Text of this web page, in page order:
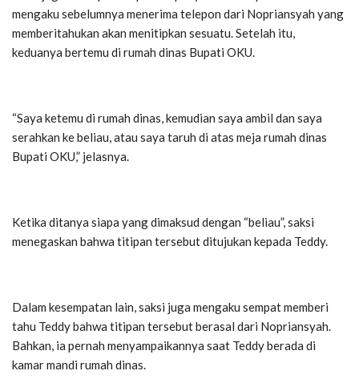
mengaku sebelumnya menerima telepon dari Nopriansyah yang
memberitahukan akan menitipkan sesuatu. Setelah itu,
keduanya bertemu di rumah dinas Bupati OKU.
“Saya ketemu di rumah dinas, kemudian saya ambil dan saya
serahkan ke beliau, atau saya taruh di atas meja rumah dinas
Bupati OKU,” jelasnya.
Ketika ditanya siapa yang dimaksud dengan “beliau”, saksi
menegaskan bahwa titipan tersebut ditujukan kepada Teddy.
Dalam kesempatan lain, saksi juga mengaku sempat memberi
tahu Teddy bahwa titipan tersebut berasal dari Nopriansyah.
Bahkan, ia pernah menyampaikannya saat Teddy berada di
kamar mandi rumah dinas.